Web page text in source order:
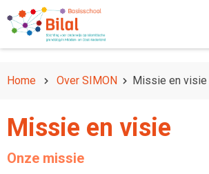
Home Over SIMON Missie en visie
Missie en visie
Onze missie